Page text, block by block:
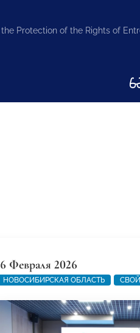
Protection of the Rights of
Февраля 2026
НОВОСИБИРСКАЯ ОБЛАСТЬ